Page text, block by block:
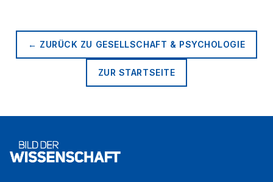
← ZURÜCK ZU GESELLSCHAFT & PSYCHOLOGIE
ZUR STARTSEITE